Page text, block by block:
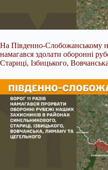
На Південно-Слобожанському
намагався здолати оборонні
Стариці, Ізбицького,